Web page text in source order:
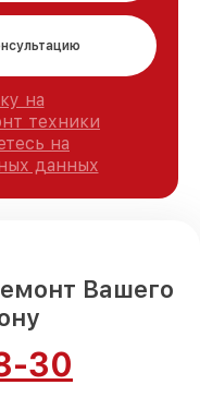
на
техники
на
данных
Вашего
30